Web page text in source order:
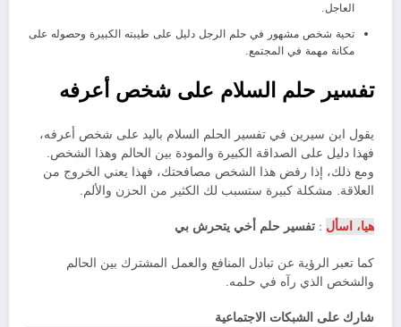
العاجل.
تحية شخص مشهور في حلم الرجل دليل على طيبته الكبيرة وحصوله على
مكانة مهمة في المجتمع.
تفسير حلم السلام على شخص أعرفه
يقول ابن سيرين في تفسير الحلم السلام باليد على شخص أعرفه،
فهذا دليل على الصداقة الكبيرة والمودة بين الحالم وهذا الشخص.
ومع ذلك، إذا رفض هذا الشخص مصافحتك، فهذا يعني الخروج من
العلاقة. مشكلة كبيرة ستسبب لك الكثير من الحزن والألم.
هيا، اسأل : تفسير حلم أخي يتحرش بي
كما تعبر الرؤية عن تبادل المنافع والعمل المشترك بين الحالم
والشخص الذي رآه في حلمه.
شارك على الشبكات الاجتماعية